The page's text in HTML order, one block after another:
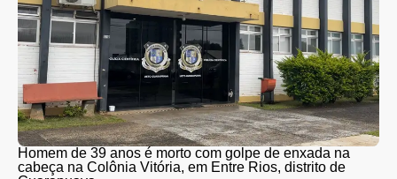
Homem de 39 anos é morto com golpe de enxada na
cabeça na Colônia Vitória, em Entre Rios, distrito de